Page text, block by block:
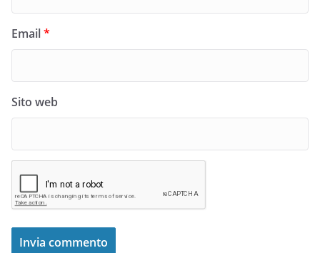
Email*
Sito web